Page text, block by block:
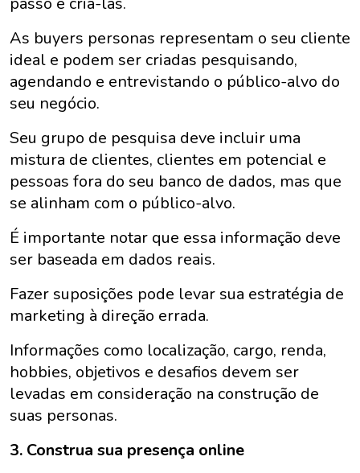
As buyers personas representam o seu cliente
ideal e podem ser criadas pesquisando,
agendando e entrevistando o público-alvo do
seu negócio.
Seu grupo de pesquisa deve incluir uma
mistura de clientes, clientes em potencial e
pessoas fora do seu banco de dados, mas que
se alinham com o público-alvo.
É importante notar que essa informação deve
ser baseada em dados reais.
Fazer suposições pode levar sua estratégia de
marketing à direção errada.
Informações como localização, cargo, renda,
hobbies, objetivos e desafios devem ser
levadas em consideração na construção de
suas personas.
3. Construa sua presença online